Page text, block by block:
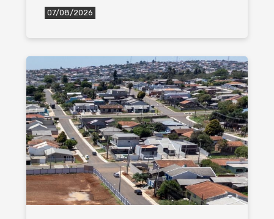
07/08/2026